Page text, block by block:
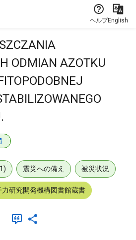
ヘルプEnglish
ODMIAN AZOTKU
震災への備え 被災状況
力研究開発機構図書館蔵書